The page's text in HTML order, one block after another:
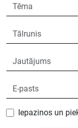
Iepazinos un